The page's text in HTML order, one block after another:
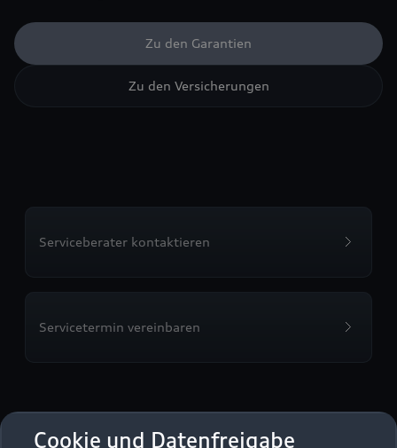
Cookie und Datenfreigabe
Zu den Garantien
Zu den Versicherungen
Serviceberater kontaktieren
Servicetermin vereinbaren
Autohaus Scholl GmbH